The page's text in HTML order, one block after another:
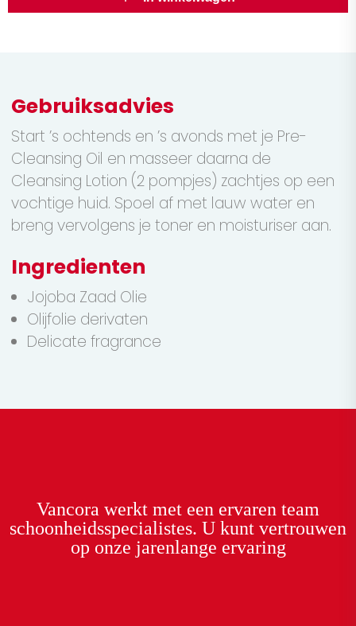
Gebruiksadvies
Start ’s ochtends en ’s avonds met je Pre-
Cleansing Oil en masseer daarna de
Cleansing Lotion (2 pompjes) zachtjes op een
vochtige huid. Spoel af met lauw water en
breng vervolgens je toner en moisturiser aan.
Ingredienten
Jojoba Zaad Olie
Olijfolie derivaten
Delicate fragrance
Vancora werkt met een ervaren team
schoonheidsspecialistes. U kunt vertrouwen
op onze jarenlange ervaring